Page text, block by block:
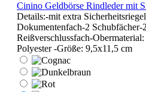
Cinino Geldbörse Rindleder mit
Details:-mit extra
Dokumentenfach-2 Schubfächer-
Reißverschlussfach-
Polyester -Größe: 9,5x11,5 cm